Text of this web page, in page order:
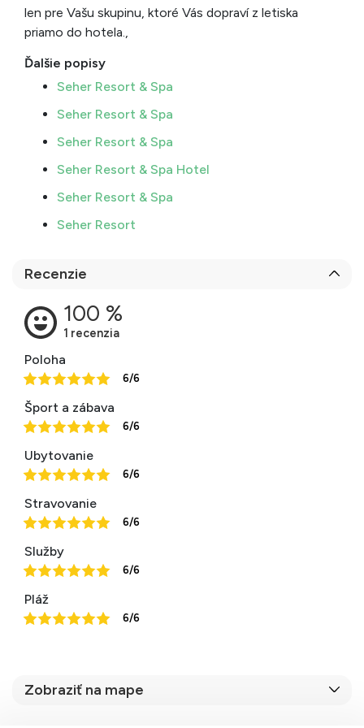
len pre Vašu skupinu, ktoré Vás dopraví z letiska
priamo do hotela.,
Ďalšie popisy
Seher Resort & Spa
Seher Resort & Spa
Seher Resort & Spa
Seher Resort & Spa Hotel
Seher Resort & Spa
Seher Resort
Recenzie
Poloha
6/6
Šport a zábava
6/6
Ubytovanie
6/6
Stravovanie
6/6
Služby
6/6
Pláž
6/6
Zobraziť na mape